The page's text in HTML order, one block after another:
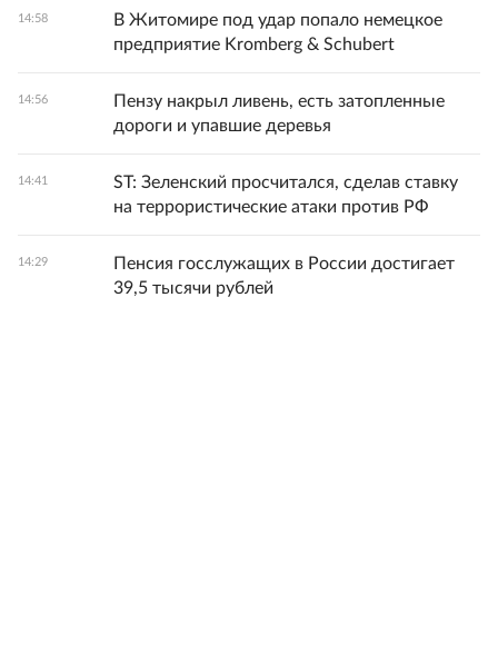
14:58
В Житомире под удар попало немецкое
предприятие Kromberg & Schubert
14:56
Пензу накрыл ливень, есть затопленные
дороги и упавшие деревья
14:41
ST: Зеленский просчитался, сделав ставку
на террористические атаки против РФ
14:29
Пенсия госслужащих в России достигает
39,5 тысячи рублей